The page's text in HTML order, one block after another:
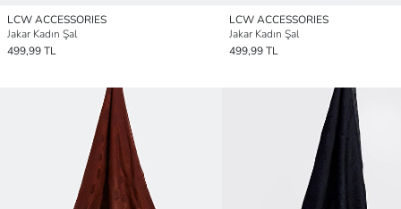
LCW ACCESSORIES
Jakar Kadın Şal
499,99 TL
LCW ACCESSORIES
Jakar Kadın Şal
499,99 TL